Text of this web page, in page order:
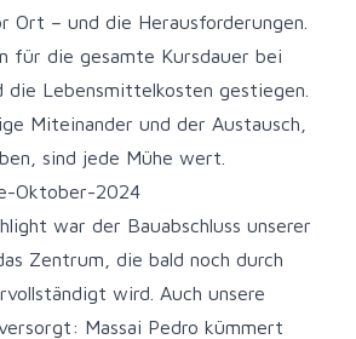
Ort – und die Herausforderungen.
für die gesamte Kursdauer bei
die Lebensmittelkosten gestiegen.
Miteinander und der Austausch,
sind jede Mühe wert.
war der Bauabschluss unserer
Zentrum, die bald noch durch
wird. Auch unsere
Massai Pedro kümmert